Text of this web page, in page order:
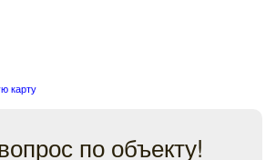
карту
по объекту!